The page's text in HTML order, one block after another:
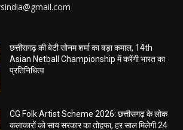
छत्तीसगढ़ की बेटी सोनम शर्मा का बड़ा कमाल, 14th
Asian Netball Championship में करेंगी भारत का
प्रतिनिधित्व
CG Folk Artist Scheme 2026: छत्तीसगढ़ के लोक
कलाकारों को साय सरकार का तोहफा, हर साल मिलेगी 24